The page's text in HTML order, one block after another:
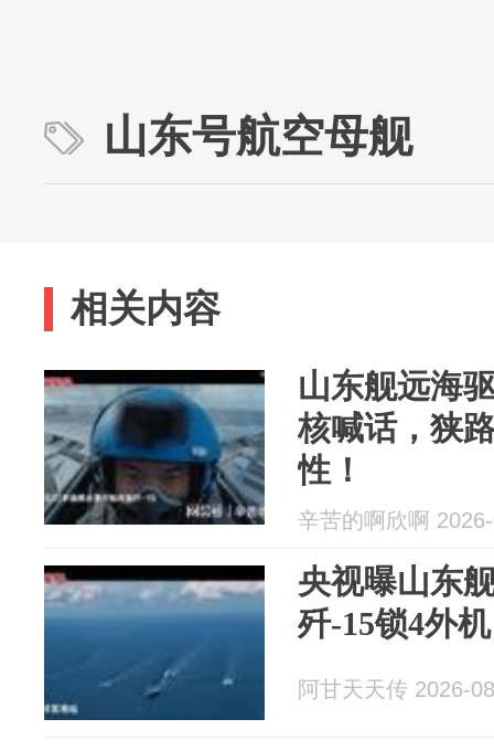
山东号航空母舰
相关内容
山东舰远海
核喊话，狭
性！
辛苦的啊欣啊
央视曝山东
歼-15锁4外
阿甘天天传 2026-